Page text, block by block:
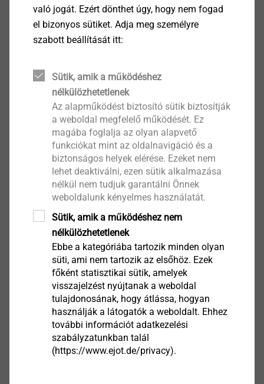
Fúrókapacitás: 6,0 mm
Behajtó: TX30 belső hatszög
Hosszúság meghatározás (minimum hosszúság)
Fa: szigetelésvastagság + 30 mm
Letöltések
Angol
Product data sheet.pdf 178 KB
ETA-07/0013.pdf
3 MB
EPD Flat roof fastening systems.pdf
1022 KB
Német
Bitte beachten Sie: Fertigungsartikel sind keine
dauerhaft lagernde Ware. Für individuelle
Lieferzeiten, Preise sowie Verfügbarkeiten
sprechen Sie uns bitte an.
való jogát. Ezért dönthet úgy, hogy nem fogad
el bizonyos sütiket. Adja meg személyre
szabott beállítását itt:
Sütik, amik a működéshez
nélkülözhetetlenek
Az alapműködést biztosító sütik biztosítják
a weboldal megfelelő működését. Ez
magába foglalja az olyan alapvető
funkciókat mint az oldalnavigáció és a
biztonságos helyek elérése. Ezeket nem
lehet deaktiválni, ezen sütik alkalmazása
nélkül nem tudjuk garantálni Önnek
weboldalunk kényelmes használatát.
Sütik, amik a működéshez nem
nélkülözhetetlenek
Ebbe a kategóriába tartozik minden olyan
süti, ami nem tartozik az elsőhöz. Ezek
főként statisztikai sütik, amelyek
visszajelzést nyújtanak a weboldal
tulajdonosának, hogy átlássa, hogyan
használják a látogatók a weboldalt. Ehhez
további információt adatkezelési
szabályzatunkban talál
(https://www.ejot.de/privacy).